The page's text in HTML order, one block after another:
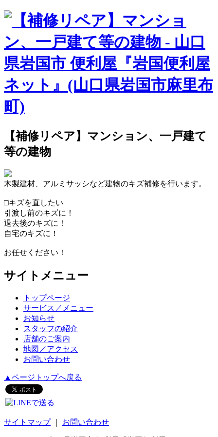
【補修リペア】マンション、一戸建て
等の建物
木製建材、アルミサッシなど建物のキズ補修を行います。
□キズを直したい
引渡し前のキズに！
退去後のキズに！
自宅のキズに！
お任せください！
サイトメニュー
トップページ
サービス／メニュー
お知らせ
スタッフの紹介
店舗のご案内
地図／アクセス
お問い合わせ
▲ページトップへ戻る
サイトマップ｜ お問い合わせ